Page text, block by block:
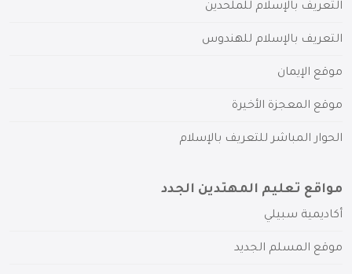
التعريف بالإسلام للملحدين
التعريف بالإسلام للهندوس
موقع الإيمان
موقع المعجزة الأخيرة
الحوار المباشر للتعريف بالإسلام
مواقع تعليم المهتدين الجدد
أكاديمية سبيلي
موقع المسلم الجديد